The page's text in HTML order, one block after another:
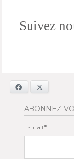
Suivez
Facebook
ABONNEZ-
E-mail *